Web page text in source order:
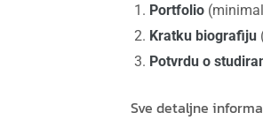
Portfolio
Kratku biografiju
Potvrdu o
Sve detaljne